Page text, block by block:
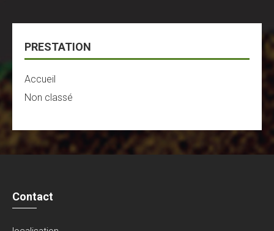
PRESTATION
Accueil
Non classé
Contact